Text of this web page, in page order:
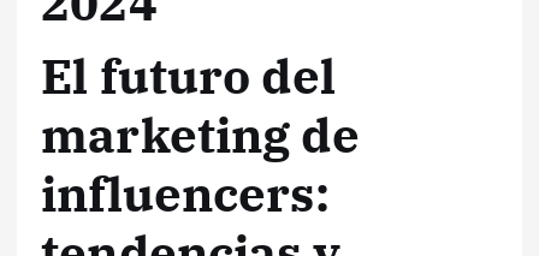
El futuro del
marketing de
influencers: